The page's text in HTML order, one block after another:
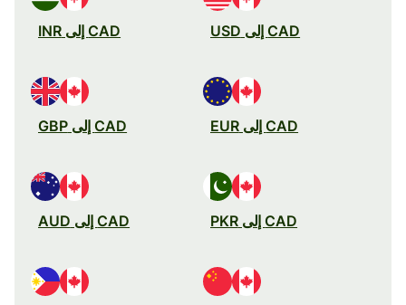
CAD إلى USD CAD إلى INR
CAD إلى EUR CAD إلى GBP
CAD إلى PKR CAD إلى AUD